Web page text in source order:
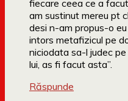
fiecare ceea ce a
am sustinut mereu pt
desi n-am propus-o
intors metafizicul pe
niciodata sa-l judec pe
lui, as fi facut asta”.
Răspunde